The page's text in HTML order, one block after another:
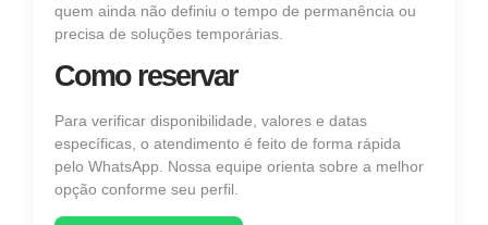
quem ainda não definiu o tempo de permanência ou
precisa de soluções temporárias.
Como reservar
Para verificar disponibilidade, valores e datas
específicas, o atendimento é feito de forma rápida
pelo WhatsApp. Nossa equipe orienta sobre a melhor
opção conforme seu perfil.